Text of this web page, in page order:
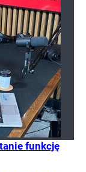
funkcję